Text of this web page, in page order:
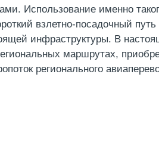
Использование именно
взлетно-посадочный
инфраструктуры. В
маршрутах,
регионального